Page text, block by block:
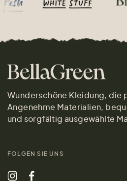
Wunderschöne Kleidung, die
Angenehme Materialien,
und sorgfältig ausgewählte
FOLGEN SIE UNS